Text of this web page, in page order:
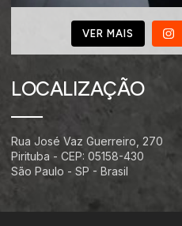
VER MAIS
LOCALIZAÇÃO
Rua José Vaz Guerreiro, 270
Pirituba - CEP: 05158-430
São Paulo - SP - Brasil